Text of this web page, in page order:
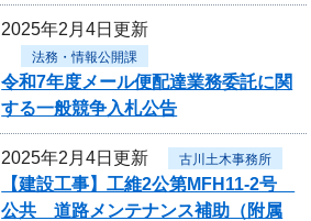
2025年2月4日更新
法務・情報公開課
令和7年度メール便配達業務委託に関
する一般競争入札公告
2025年2月4日更新 古川土木事務所
【建設工事】工維2公第MFH11-2号
公共 道路メンテナンス補助（附属